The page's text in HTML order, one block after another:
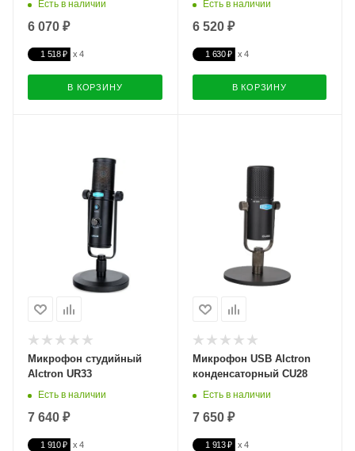
Есть в наличии
6 070 ₽
1 518 ₽
В КОРЗИНУ
Есть в наличии
6 520 ₽
1 630 ₽
В КОРЗИНУ
Микрофон студийный
Alctron UR33
Есть в наличии
7 640 ₽
1 910 ₽
Микрофон USB Alctron
конденсаторный CU28
Есть в наличии
7 650 ₽
1 913 ₽